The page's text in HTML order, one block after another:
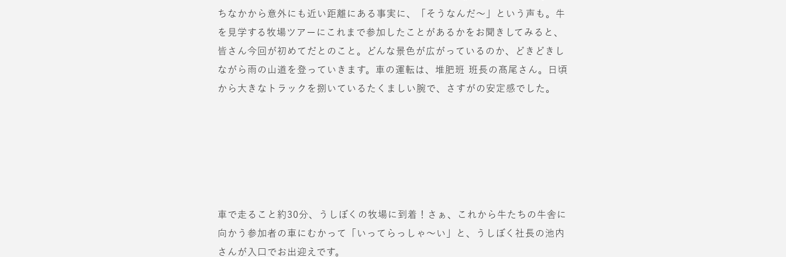
ちなかから意外にも近い距離にある事実に、「そうなんだ〜」という声も。牛
を見学する牧場ツアーにこれまで参加したことがあるかをお聞きしてみると、
皆さん今回が初めてだとのこと。どんな景色が広がっているのか、どきどきし
ながら雨の山道を登っていきます。車の運転は、堆肥班 班長の髙尾さん。日頃
から大きなトラックを捌いているたくましい腕で、さすがの安定感でした。
車で走ること約30分、うしぼくの牧場に到着！さぁ、これから牛たちの牛舎に
向かう参加者の車にむかって「いってらっしゃ〜い」と、うしぼく社長の池内
さんが入口でお出迎えです。